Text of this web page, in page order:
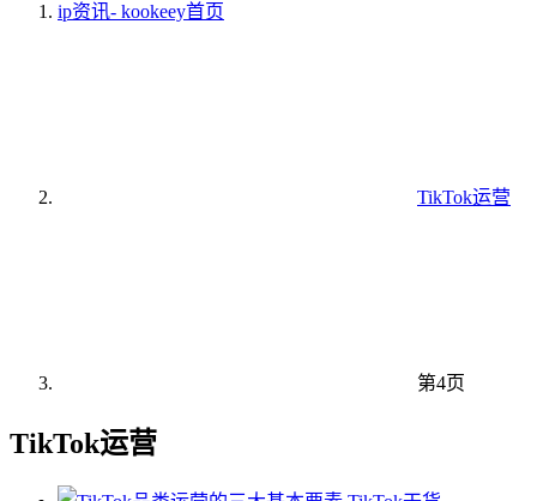
ip资讯- kookeey首页
TikTok运营
第4页
TikTok运营